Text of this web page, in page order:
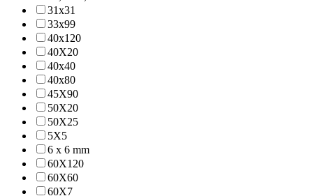
31x31
33x99
40x120
40X20
40x40
40x80
45X90
50X20
50X25
5X5
6 x 6 mm
60X120
60X60
60X7